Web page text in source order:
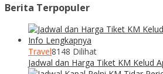
Berita Terpopuler
Travel8148 Dilihat
Jadwal dan Harga Tiket KM Kelud